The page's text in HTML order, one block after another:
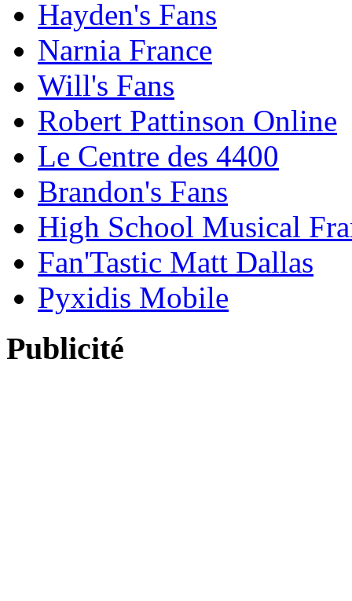
Hayden's Fans
Narnia France
Will's Fans
Robert Pattinson Online
Le Centre des 4400
Brandon's Fans
High School Musical
Fan'Tastic Matt Dallas
Pyxidis Mobile
Publicité